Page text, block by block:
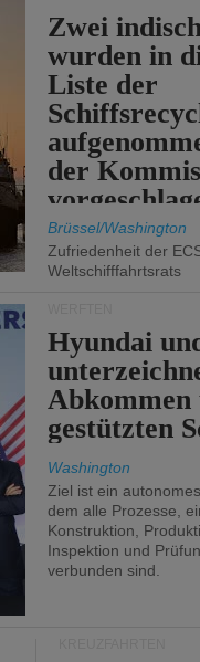
Zwei
wurden in
Liste der
der
Brüssel/Washington
Zufriedenheit der
Weltschifffahrtsrats
Hyundai
gestützten
Washington
Ziel ist ein
dem alle Prozesse,
Konstruktion,
Inspektion und
verbunden sind.